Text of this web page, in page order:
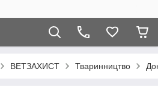
ВЕТЗАХИСТ Тваринництво